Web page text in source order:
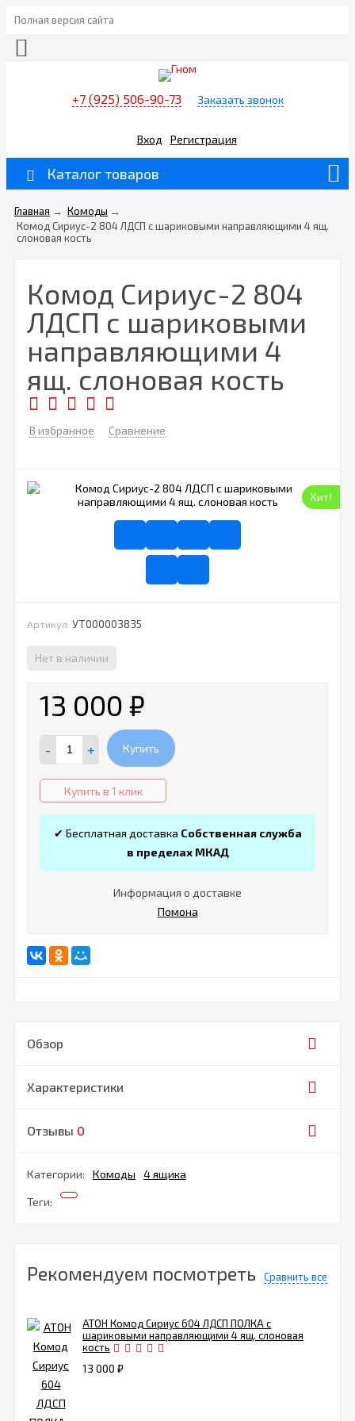
Полная версия сайта
+7 (925) 506-90-73 Заказать звонок
Вход Регистрация
Каталог товаров
Главная → Комоды →
Комод Сириус-2 804 ЛДСП с шариковыми направляющими 4 ящ.
слоновая кость
Комод Сириус-2 804
ЛДСП с шариковыми
направляющими 4
ящ. слоновая кость
В избранное Сравнение
Хит!
Артикул: УТ000003835
Нет в наличии
13 000 ₽
- + Купить
Купить в 1 клик
✔ Бесплатная доставка Собственная служба
в пределах МКАД
Информация о доставке
Помона
Обзор
Характеристики
Отзывы 0
Категории: Комоды 4 ящика
Теги:
Рекомендуем посмотреть Сравнить все
АТОН Комод Сириус 604 ЛДСП ПОЛКА с
шариковыми направляющими 4 ящ. слоновая
кость
13 000 ₽